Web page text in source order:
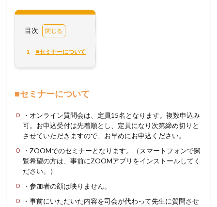
目次
1 ■セミナーについて
■セミナーについて
・オンライン質問会は、定員15名となります。複数申込み
可。お申込受付は先着順とし、定員になり次第締め切りと
させていただきますので、お早めにお申込ください。
・ZOOMでのセミナーとなります。（スマートフォンで閲
覧希望の方は、事前にZOOMアプリをインストールしてく
ださい。）
・参加者の顔は映りません。
・事前にいただいた内容を司会が代わって先生に質問させ